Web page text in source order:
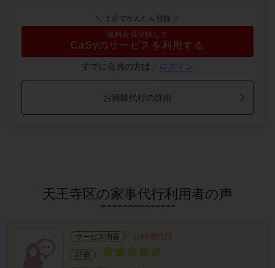
＼ １分でかんたん登録 ／
無料会員登録して
CaSyのサービスを利用する
すでに会員の方は、 ログイン
お掃除代行の詳細
天王寺区の家事代行利用者の声
サービス内容 お料理代行
評価